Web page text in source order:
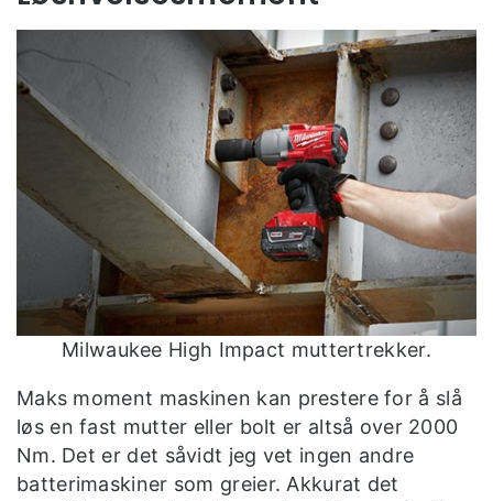
Milwaukee High Impact muttertrekker.
Maks moment maskinen kan prestere for å slå
løs en fast mutter eller bolt er altså over 2000
Nm. Det er det såvidt jeg vet ingen andre
batterimaskiner som greier. Akkurat det